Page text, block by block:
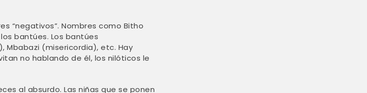
“negativos”. Nombres como Bitho
bantúes. Los bantúes
Mbabazi (misericordia), etc. Hay
no hablando de él, los nilóticos le
al absurdo. Las niñas que se ponen